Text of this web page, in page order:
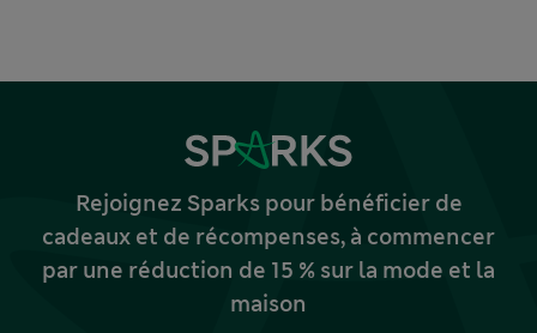
Rejoignez Sparks pour bénéficier de
cadeaux et de récompenses, à commencer
par une réduction de 15 % sur la mode et la
maison